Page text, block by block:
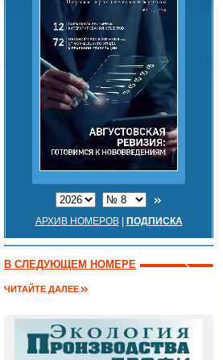
АРХИВ НОМЕРОВ| ПОДПИСКА
В СЛЕДУЮЩЕМ НОМЕРЕ
ЧИТАЙТЕ ДАЛЕЕ